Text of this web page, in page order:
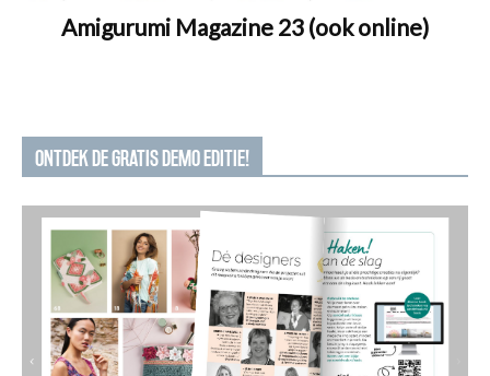
Amigurumi Magazine 23 (ook online)
ONTDEK DE GRATIS DEMO EDITIE!